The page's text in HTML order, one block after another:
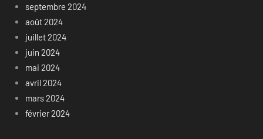
septembre 2024
août 2024
juillet 2024
juin 2024
mai 2024
avril 2024
mars 2024
février 2024